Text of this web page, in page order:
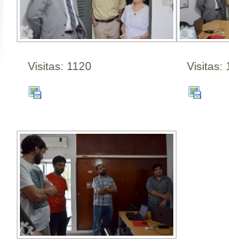
Visitas: 1120 Visitas: